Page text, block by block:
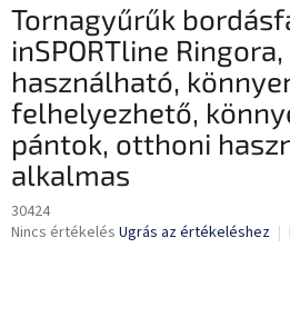
Tornagyűrűk
inSPORTline
használható,
felhelyezhető,
pántok, otthoni
alkalmas
30424
A
Nincs értékelés Ugrás az értékeléshez